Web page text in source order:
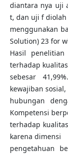
diantara nya uji
t, dan uji f diolah
menggunakan
Solution) 23 for
Hasil
terhadap
sebesar
kewajiban
hubungan
Kompetensi
terhadap
karena dimensi
pengetahuan